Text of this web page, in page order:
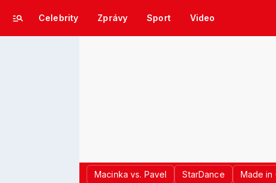
Celebrity Zprávy Sport Video
Macinka vs. Pavel StarDance Made in